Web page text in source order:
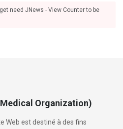
need JNews - View Counter to be
Organization)
Web est destiné à des fins